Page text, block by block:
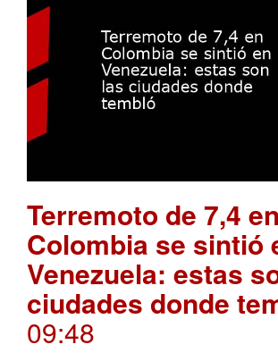
Terremoto de 7,4 en
Colombia se sintió
Venezuela: estas
ciudades donde
09:48